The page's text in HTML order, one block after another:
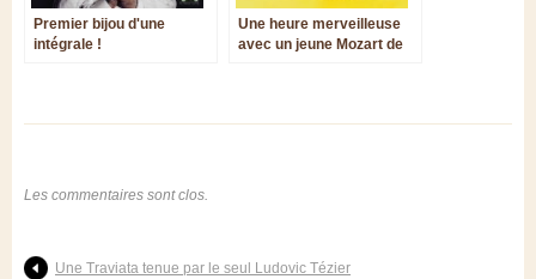
Premier bijou d'une
intégrale !
Une heure merveilleuse
avec un jeune Mozart de
Les commentaires sont clos.
Une Traviata tenue par le seul Ludovic Tézier